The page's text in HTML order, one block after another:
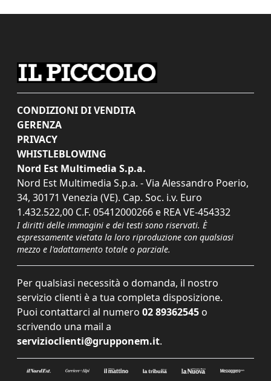
CONDIZIONI DI VENDITA
GERENZA
PRIVACY
WHISTLEBLOWING
Nord Est Multimedia S.p.a.
Nord Est Multimedia S.p.a. - Via Alessandro Poerio,
34, 30171 Venezia (VE). Cap. Soc. i.v. Euro
1.432.522,00 C.F. 05412000266 e REA VE-454332
I diritti delle immagini e dei testi sono riservati. È
espressamente vietata la loro riproduzione con qualsiasi
mezzo e l'adattamento totale o parziale.
Per qualsiasi necessità o domanda, il nostro
servizio clienti è a tua completa disposizione.
Puoi contattarci al numero 02 89362545 o
scrivendo una mail a
servizioclienti@grupponem.it.